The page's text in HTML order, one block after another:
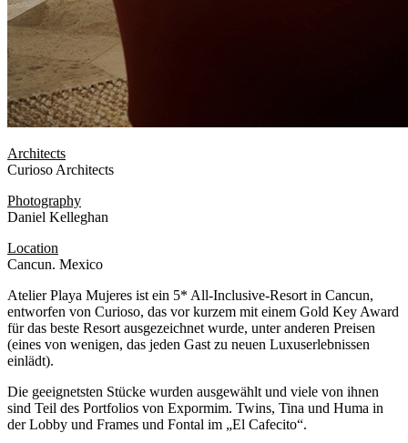
Architects
Curioso Architects
Photography
Daniel Kelleghan
Location
Cancun. Mexico
Atelier Playa Mujeres ist ein 5* All-Inclusive-Resort in Cancun,
entworfen von Curioso, das vor kurzem mit einem Gold Key Award
für das beste Resort ausgezeichnet wurde, unter anderen Preisen
(eines von wenigen, das jeden Gast zu neuen Luxuserlebnissen
einlädt).
Die geeignetsten Stücke wurden ausgewählt und viele von ihnen
sind Teil des Portfolios von Expormim. Twins, Tina und Huma in
der Lobby und Frames und Fontal im „El Cafecito“.